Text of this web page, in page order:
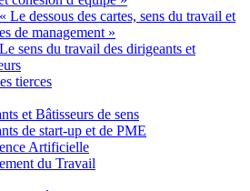
Le dessous des cartes, sens du travail et
de management »
sens du travail des dirigeants et
tierces
et Bâtisseurs de sens
de start-up et de PME
Artificielle
du Travail